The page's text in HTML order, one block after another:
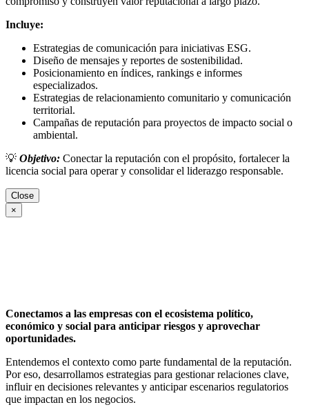
Incluye:
Estrategias de comunicación para iniciativas ESG.
Diseño de mensajes y reportes de sostenibilidad.
Posicionamiento en índices, rankings e informes
especializados.
Estrategias de relacionamiento comunitario y comunicación
territorial.
Campañas de reputación para proyectos de impacto social o
ambiental.
💡 Objetivo: Conectar la reputación con el propósito, fortalecer la
licencia social para operar y consolidar el liderazgo responsable.
Close
×
Conectamos a las empresas con el ecosistema político,
económico y social para anticipar riesgos y aprovechar
oportunidades.
Entendemos el contexto como parte fundamental de la reputación.
Por eso, desarrollamos estrategias para gestionar relaciones clave,
influir en decisiones relevantes y anticipar escenarios regulatorios
que impactan en los negocios.